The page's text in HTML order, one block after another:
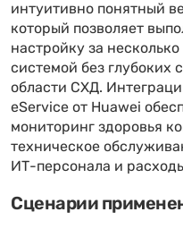
интуитивно понятный
который позволяет
настройку за
системой без глубоких
области СХД.
eService от Huawei
мониторинг здоровья
техническое
ИТ-персонала и
Сценарии